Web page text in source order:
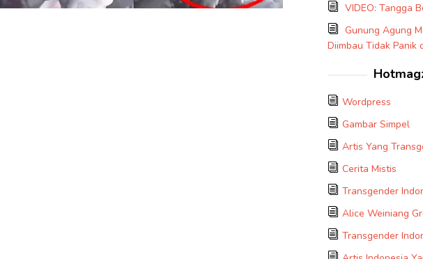
VIDEO: Tangga
Gunung Agung
Diimbau Tidak Panik
Wordpress
Gambar Simpel
Artis Yang
Cerita Mistis
Transgender
Alice Weiniang
Transgender